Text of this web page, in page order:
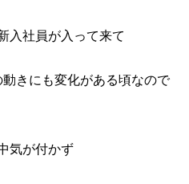
入社員が入って来て
きにも変化がある頃なので
気が付かず